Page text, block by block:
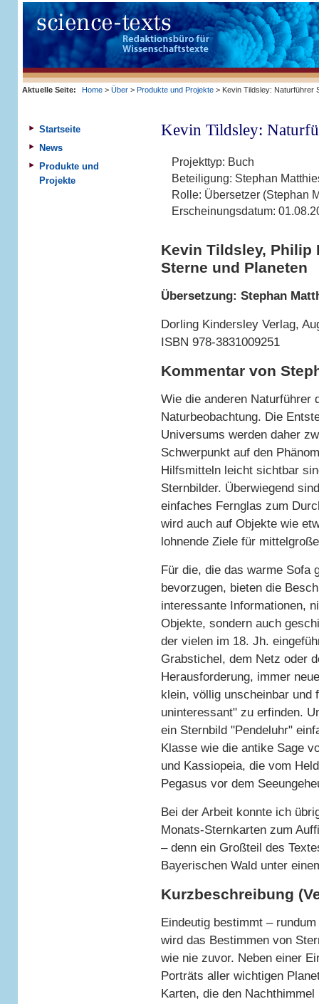
Aktuelle Seite: Home> Über> Produkte und Projekte> Kevin Tildsley: Naturführer
Kevin Tildsley:
Projekttyp: Buch
Beteiligung: Stephan
Rolle: Übersetzer (Stephan
Erscheinungsdatum:
Kevin Tildsley, Philip
Sterne und Planeten
Übersetzung: Stephan
Dorling Kindersley Verlag,
ISBN 978-3831009251
Kommentar von
Wie die anderen Naturführer
Naturbeobachtung. Die
Universums werden daher
Schwerpunkt auf den
Hilfsmitteln leicht sichtbar
Sternbilder. Überwiegend
einfaches Fernglas zum
wird auch auf Objekte wie
lohnende Ziele für
Für die, die das warme Sofa
bevorzugen, bieten die
interessante Informationen,
Objekte, sondern auch
der vielen im 18. Jh.
Grabstichel, dem Netz oder
Herausforderung, immer
klein, völlig unscheinbar und
uninteressant" zu erfinden.
ein Sternbild "Pendeluhr"
Klasse wie die antike Sage
und Kassiopeia, die vom
Pegasus vor dem
Bei der Arbeit konnte ich
Monats-Sternkarten zum
– denn ein Großteil des
Bayerischen Wald unter
Kurzbeschreibung
Eindeutig bestimmt –
wird das Bestimmen von
wie nie zuvor. Neben einer
Porträts aller wichtigen
Karten, die den
Startseite
News
Produkte und
Projekte